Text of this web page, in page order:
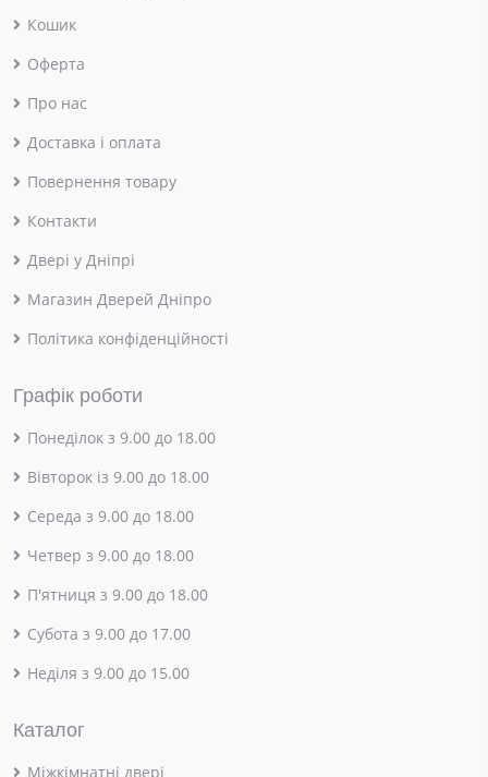
Кошик
Оферта
Про нас
Доставка і оплата
Повернення товару
Контакти
Двері у Дніпрі
Магазин Дверей Дніпро
Політика конфіденційності
Графік роботи
Понеділок з 9.00 до 18.00
Вівторок із 9.00 до 18.00
Середа з 9.00 до 18.00
Четвер з 9.00 до 18.00
П'ятниця з 9.00 до 18.00
Субота з 9.00 до 17.00
Неділя з 9.00 до 15.00
Каталог
Міжкімнатні двері